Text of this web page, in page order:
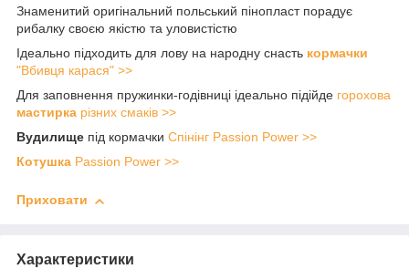
Знаменитий оригінальний польський пінопласт порадує
рибалку своєю якістю та уловистістю
Ідеально підходить для лову на народну снасть кормачки
"Вбивця карася" >>
Для заповнення пружинки-годівниці ідеально підійде горохова
мастирка різних смаків >>
Вудилище під кормачки Спінінг Passion Power >>
Котушка Passion Power >>
Приховати
Характеристики